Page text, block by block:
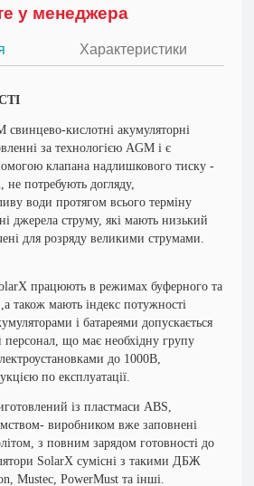
у менеджера
Характеристики
кислотні акумуляторні
за технологією AGM і є
клапана надлишкового тиску -
не потребують догляду,
води протягом всього терміну
джерела струму, які мають низький
для розряду великими струмами.
працюють в режимах буферного та
також мають індекс потужності
і батареями допускається
персонал, що має необхідну групу
до 1000В,
по експлуатації.
із пластмаси ABS,
виробником вже заповнені
з повним зарядом готовності до
SolarX сумісні з такими ДБЖ
Mustec, PowerMust та інші.